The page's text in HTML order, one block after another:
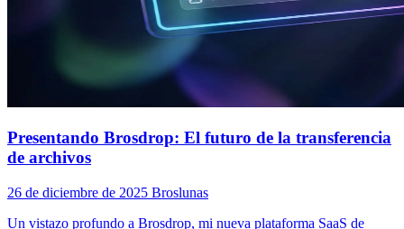
Presentando Brosdrop: El futuro de la transferencia
de archivos
26 de diciembre de 2025 Broslunas
Un vistazo profundo a Brosdrop, mi nueva plataforma SaaS de